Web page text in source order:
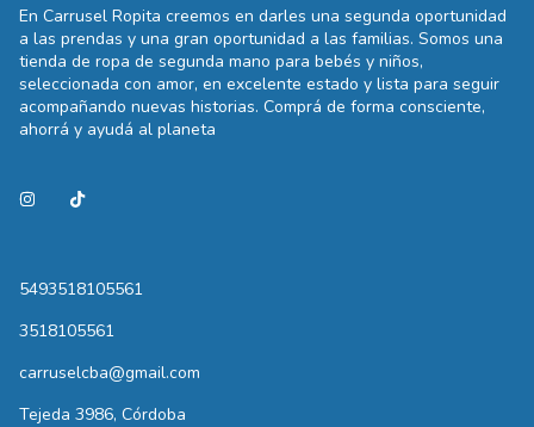
En Carrusel Ropita creemos en darles una segunda oportunidad
a las prendas y una gran oportunidad a las familias. Somos una
tienda de ropa de segunda mano para bebés y niños,
seleccionada con amor, en excelente estado y lista para seguir
acompañando nuevas historias. Comprá de forma consciente,
ahorrá y ayudá al planeta
5493518105561
3518105561
carruselcba@gmail.com
Tejeda 3986, Córdoba